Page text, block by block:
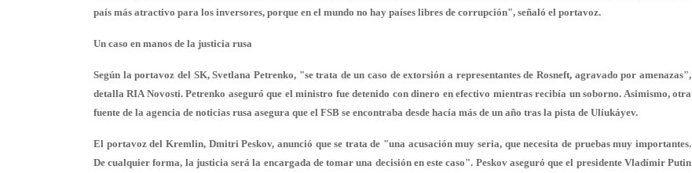
país más atractivo para los inversores, porque en el mundo no hay países libres de corrupción", señaló el portavoz.
Un caso en manos de la justicia rusa
Según la portavoz del SK, Svetlana Petrenko, "se trata de un caso de extorsión a representantes de Rosneft, agravado por amenazas",
detalla RIA Novosti. Petrenko aseguró que el ministro fue detenido con dinero en efectivo mientras recibía un soborno. Asimismo, otra
fuente de la agencia de noticias rusa asegura que el FSB se encontraba desde hacía más de un año tras la pista de Uliukáyev.
El portavoz del Kremlin, Dmitri Peskov, anunció que se trata de "una acusación muy seria, que necesita de pruebas muy importantes.
De cualquier forma, la justicia será la encargada de tomar una decisión en este caso". Peskov aseguró que el presidente Vladímir Putin